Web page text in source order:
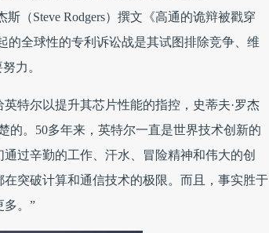
（Steve Rodgers）撰文《高通的诡辩被戳穿
的全球性的专利诉讼战是其试图排除竞争、维
力。
特尔以提升其芯片性能的指控，史蒂夫·罗杰
的。50多年来，英特尔一直是世界技术创新的
过辛勤的工作、汗水、冒险精神和伟大的创
突破计算和通信技术的极限。而且，事实胜于
多。”